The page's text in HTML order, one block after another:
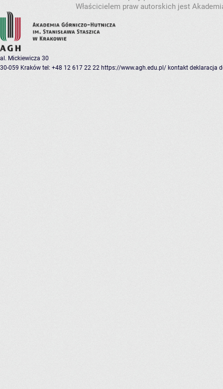
Właścicielem praw autorskich jest
al. Mickiewicza 30
30-059 Kraków tel: +48 12 617 22 22 https://www.agh.edu.pl/ kontakt deklaracja